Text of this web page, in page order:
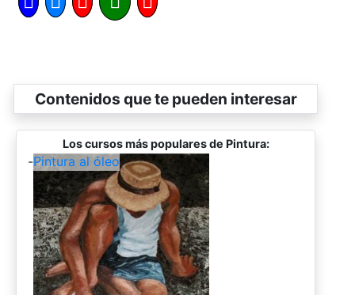
Contenidos que te pueden interesar
Los cursos más populares de Pintura:
-Pintura al óleo